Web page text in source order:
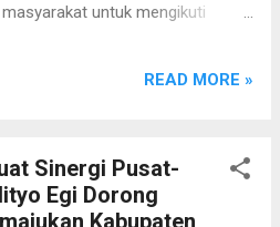
terhadap tradisi yang telah
Wakil Ketua DPRD
untuk mengikuti
Pratama, yang membersamai
adat yang telah bertahan
tahun sejak 1820. Meski cuaca
READ MORE »
Sinergi Pusat-
Egi Dorong
Kabupaten